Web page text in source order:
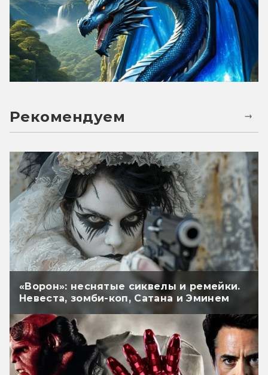
Рекомендуем
«Ворон»: неснятые сиквелы и ремейки.
Невеста, зомби-коп, Сатана и Эминем